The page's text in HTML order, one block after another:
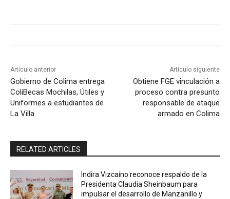
Artículo anterior
Gobierno de Colima entrega
ColiBecas Mochilas, Útiles y
Uniformes a estudiantes de
La Villa
Artículo siguiente
Obtiene FGE vinculación a
proceso contra presunto
responsable de ataque
armado en Colima
RELATED ARTICLES
Indira Vizcaíno reconoce respaldo de la
Presidenta Claudia Sheinbaum para
impulsar el desarrollo de Manzanillo y